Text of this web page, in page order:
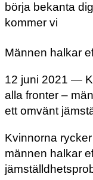
börja bekanta
kommer vi
Männen halkar
12 juni 2021 —
alla fronter –
ett omvänt
Kvinnorna
männen halkar